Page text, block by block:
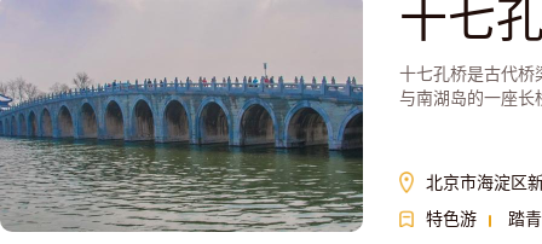
十七
十七孔桥是古代桥
与南湖岛的一座长
北京市海淀区
特色游
踏青